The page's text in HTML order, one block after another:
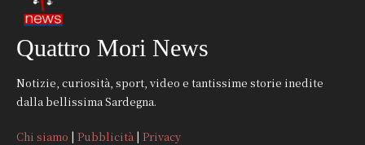
Quattro Mori News
Notizie, curiosità, sport, video e tantissime storie inedite
dalla bellissima Sardegna.
Chi siamo | Pubblicità | Privacy